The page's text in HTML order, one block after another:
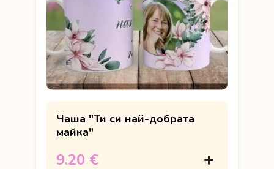
Чаша "Ти си най-добрата
майка"
9.20 €